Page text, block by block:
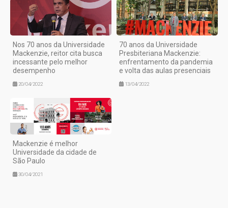
Nos 70 anos da Universidade
Mackenzie, reitor cita busca
incessante pelo melhor
desempenho
20/04/2022
70 anos da Universidade
Presbiteriana Mackenzie:
enfrentamento da pandemia
e volta das aulas presenciais
13/04/2022
Mackenzie é melhor
Universidade da cidade de
São Paulo
30/04/2021